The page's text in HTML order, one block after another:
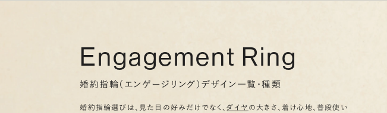
Engagement Ring
婚約指輪（エンゲージリング）デザイン一覧・種類
婚約指輪選びは、見た目の好みだけでなく、ダイヤ の大きさ、着け心地、普段使い